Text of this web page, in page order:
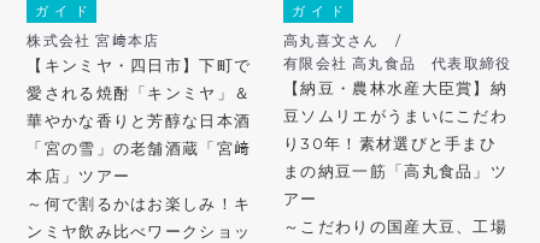
ガ イ ド
株式会社 宮﨑本店
【キンミヤ・四日市】下町で
愛される焼酎「キンミヤ」＆
華やかな香りと芳醇な日本酒
「宮の雪」の老舗酒蔵「宮﨑
本店」ツアー
～何で割るかはお楽しみ！キ
ンミヤ飲み比べワークショッ
ガ イ ド
高丸喜文さん /
有限会社 高丸食品 代表取締役
【納豆・農林水産大臣賞】納
豆ソムリエがうまいにこだわ
り30年！素材選びと手まひ
まの納豆一筋「高丸食品」ツ
アー
～こだわりの国産大豆、工場